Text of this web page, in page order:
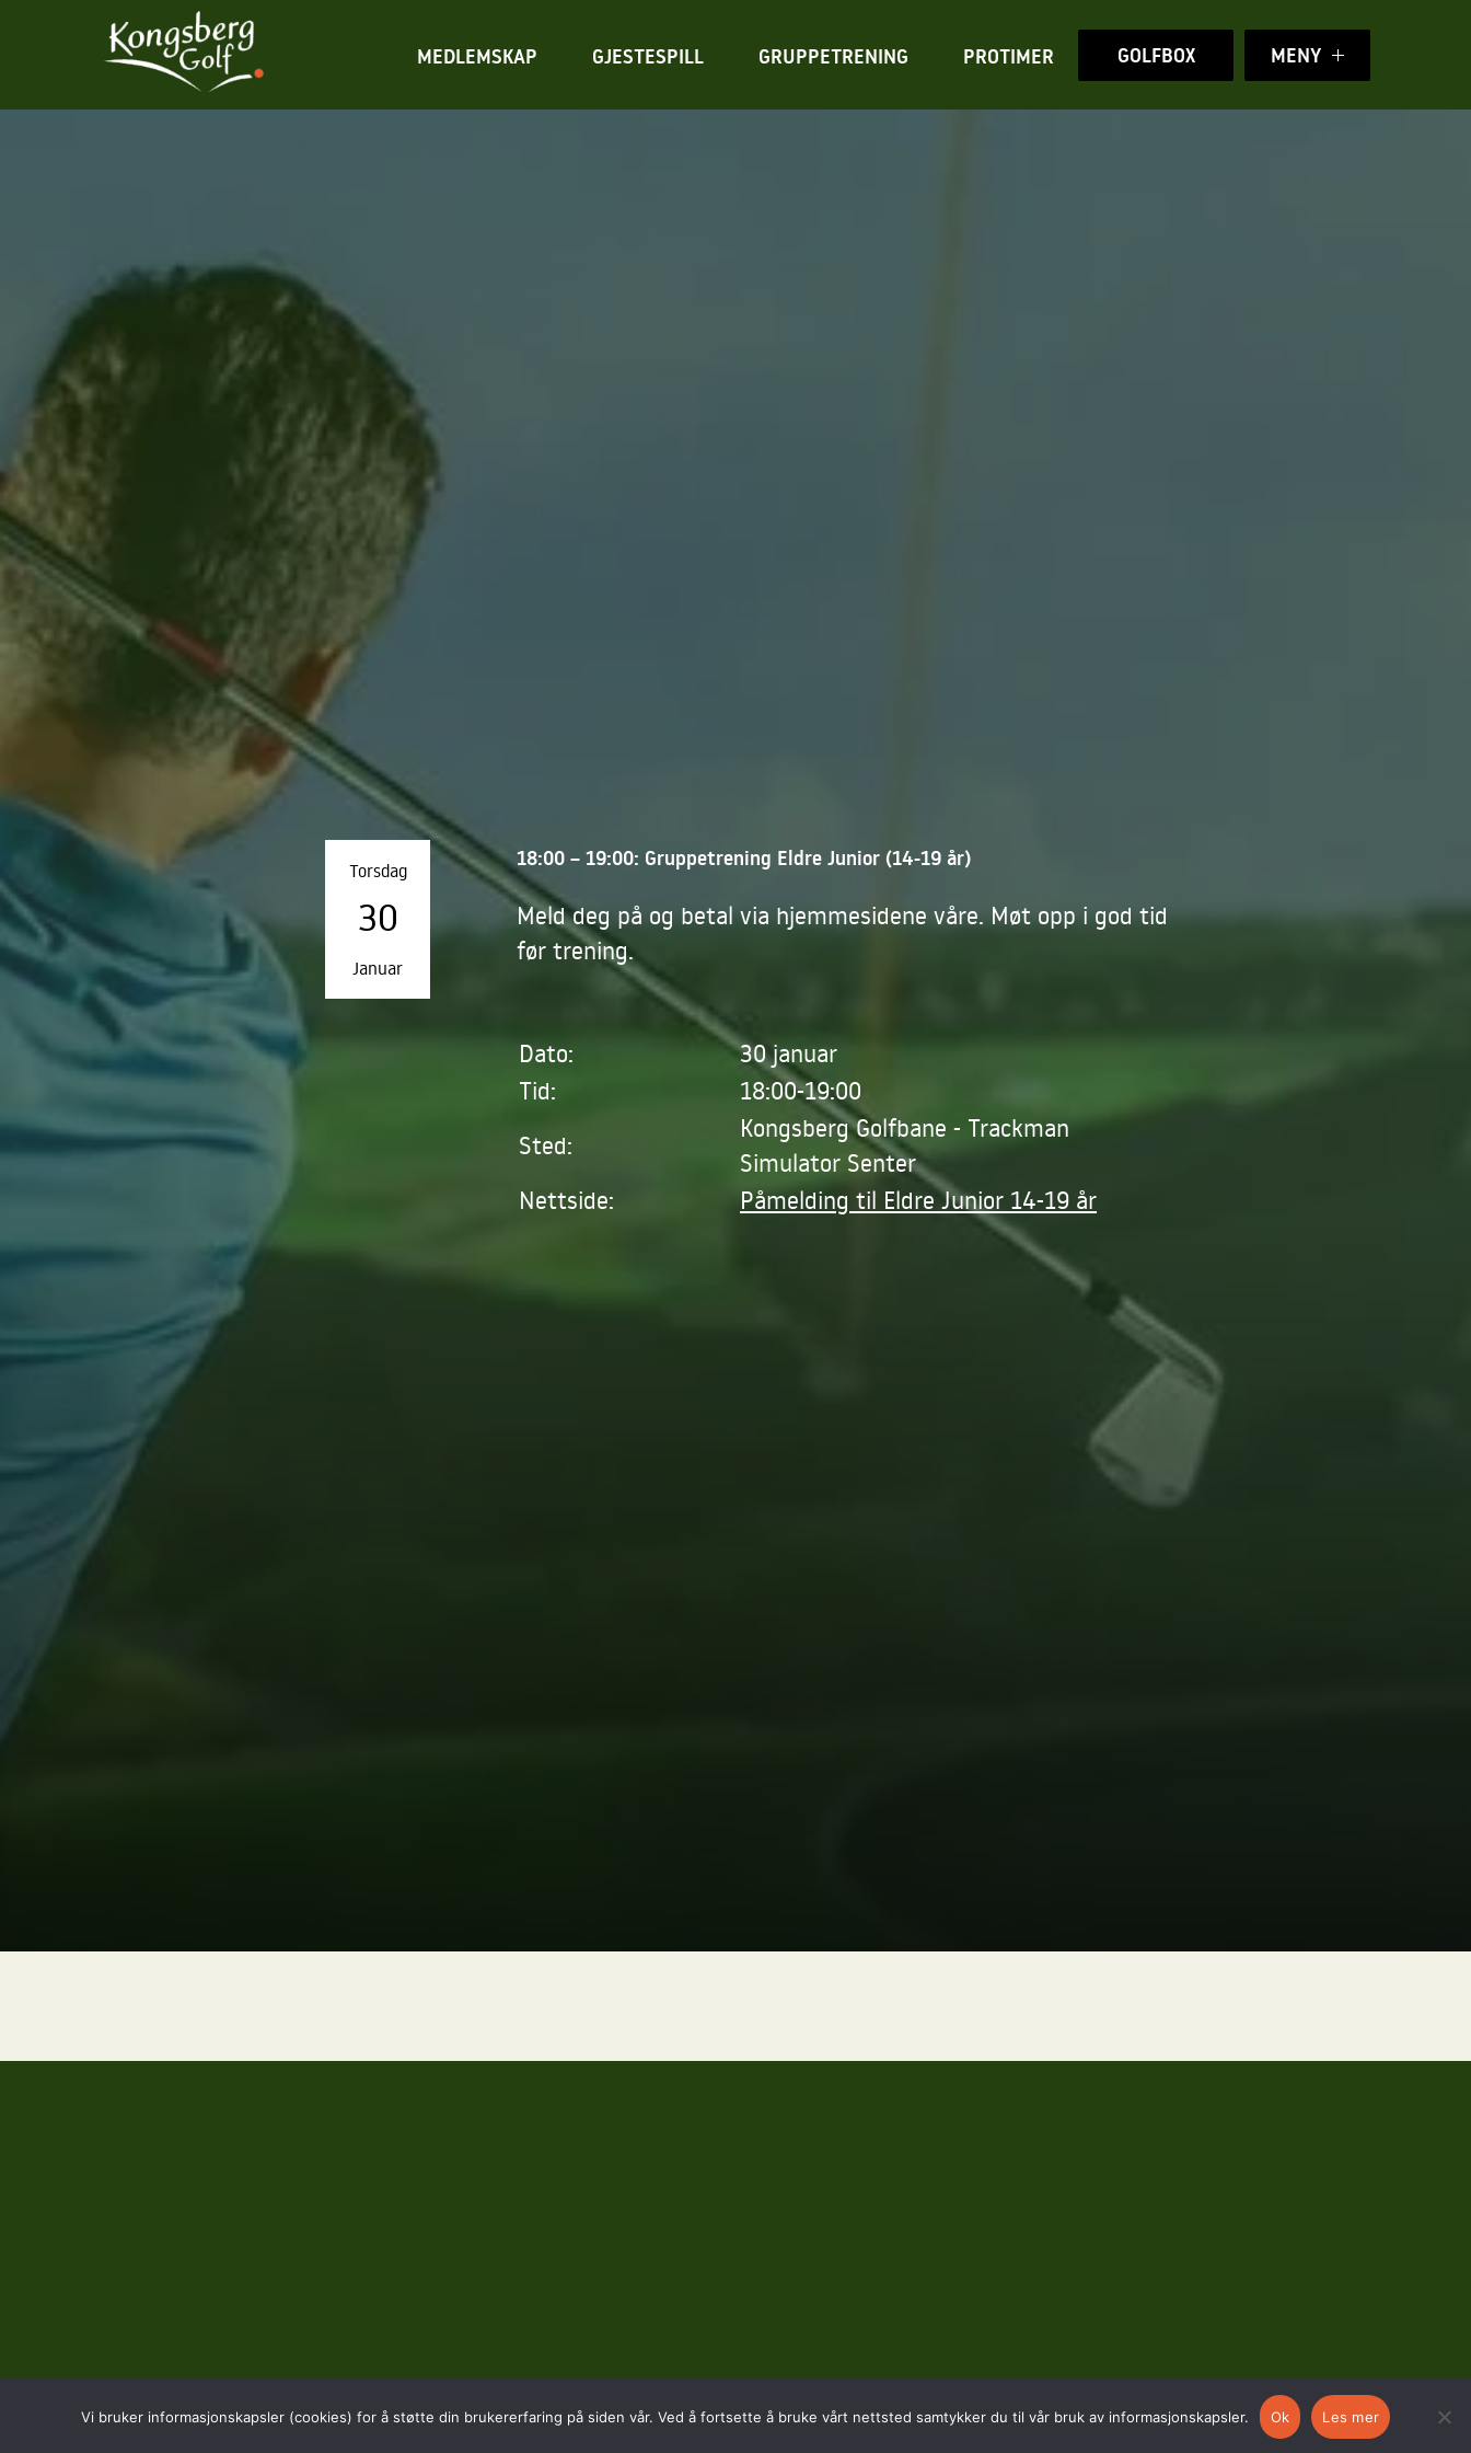
MEDLEMSKAP GJESTESPILL GRUPPETRENING PROTIMER GOLFBOX MENY
18:00 – 19:00: Gruppetrening Eldre Junior (14-19 år)
Meld deg på og betal via hjemmesidene våre. Møt opp i god tid
før trening.
Dato:
30 januar
Tid:
18:00-19:00
Sted:
Kongsberg Golfbane - Trackman
Simulator Senter
Nettside:
Påmelding til Eldre Junior 14-19 år
Torsdag
30
Januar
BESØKSADRESSE KONTAKT SOSIALE MEDIER
Vi bruker informasjonskapsler (cookies) for å støtte din brukererfaring på siden vår. Ved å fortsette å bruke vårt nettsted samtykker du til vår bruk av informasjonskapsler. Ok Les mer